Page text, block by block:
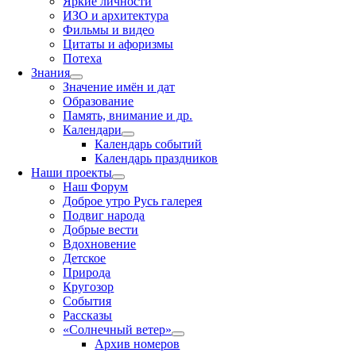
ИЗО и архитектура
Фильмы и видео
Цитаты и афоризмы
Потеха
Знания
Значение имён и дат
Образование
Память, внимание и др.
Календари
Календарь событий
Календарь праздников
Наши проекты
Наш Форум
Доброе утро Русь галерея
Подвиг народа
Добрые вести
Вдохновение
Детское
Природа
Кругозор
События
Рассказы
«Солнечный ветер»
Архив номеров